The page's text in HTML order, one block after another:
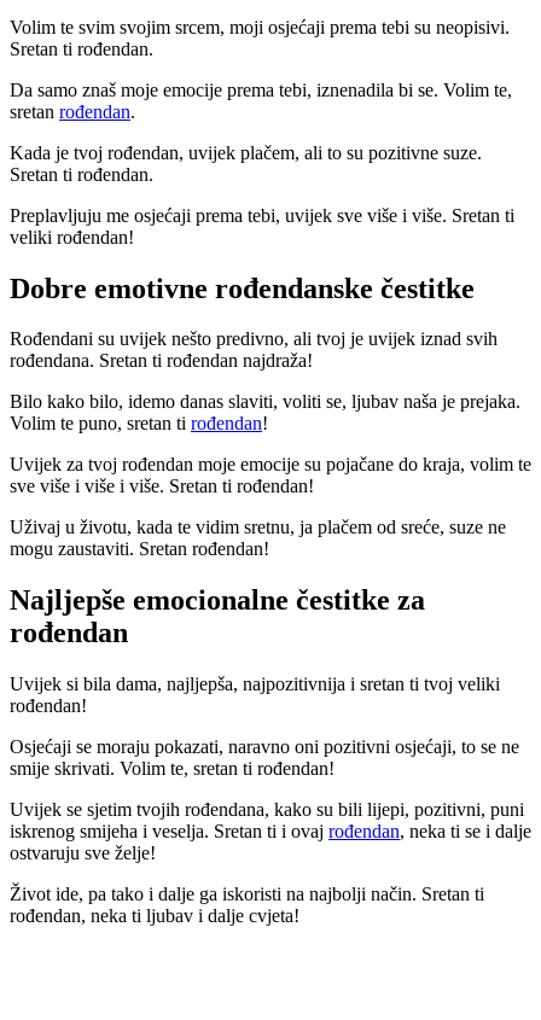
Volim te svim svojim srcem, moji osjećaji prema tebi su neopisivi.
Sretan ti rođendan.
Da samo znaš moje emocije prema tebi, iznenadila bi se. Volim te,
sretan rođendan.
Kada je tvoj rođendan, uvijek plačem, ali to su pozitivne suze.
Sretan ti rođendan.
Preplavljuju me osjećaji prema tebi, uvijek sve više i više. Sretan ti
veliki rođendan!
Dobre emotivne rođendanske čestitke
Rođendani su uvijek nešto predivno, ali tvoj je uvijek iznad svih
rođendana. Sretan ti rođendan najdraža!
Bilo kako bilo, idemo danas slaviti, voliti se, ljubav naša je prejaka.
Volim te puno, sretan ti rođendan!
Uvijek za tvoj rođendan moje emocije su pojačane do kraja, volim te
sve više i više i više. Sretan ti rođendan!
Uživaj u životu, kada te vidim sretnu, ja plačem od sreće, suze ne
mogu zaustaviti. Sretan rođendan!
Najljepše emocionalne čestitke za
rođendan
Uvijek si bila dama, najljepša, najpozitivnija i sretan ti tvoj veliki
rođendan!
Osjećaji se moraju pokazati, naravno oni pozitivni osjećaji, to se ne
smije skrivati. Volim te, sretan ti rođendan!
Uvijek se sjetim tvojih rođendana, kako su bili lijepi, pozitivni, puni
iskrenog smijeha i veselja. Sretan ti i ovaj rođendan, neka ti se i dalje
ostvaruju sve želje!
Život ide, pa tako i dalje ga iskoristi na najbolji način. Sretan ti
rođendan, neka ti ljubav i dalje cvjeta!